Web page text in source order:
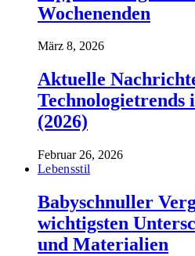
Wochenenden
März 8, 2026
Aktuelle
Technologietrends
(2026)
Februar 26, 2026
Lebensstil
Babyschnuller
wichtigsten
und Materialien